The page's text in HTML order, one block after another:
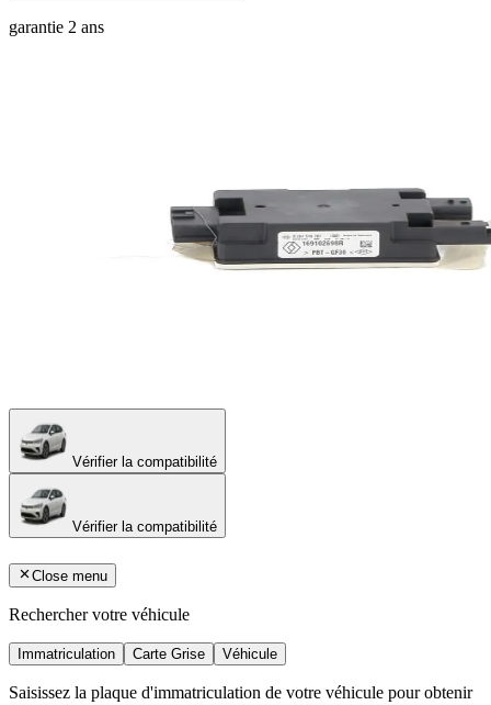
garantie 2 ans
Vérifier la compatibilité
Vérifier la compatibilité
Close menu
Rechercher votre véhicule
Immatriculation Carte Grise Véhicule
Saisissez la plaque d'immatriculation de votre véhicule pour obtenir